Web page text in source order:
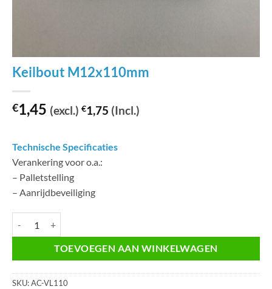
Keilbout M12x110mm
€1,45 (excl.) €1,75 (Incl.)
Technische Specificaties
Verankering voor o.a.:
– Palletstelling
– Aanrijdbeveiliging
TOEVOEGEN AAN WINKELWAGEN
SKU:AC-VL110